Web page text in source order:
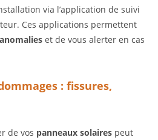
via l’application de suivi
Ces applications permettent
anomalies et de vous alerter en cas
: fissures,
de vos panneaux solaires peut